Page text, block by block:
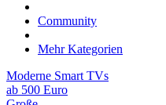
Community
Mehr Kategorien
Moderne Smart TVs
ab 500 Euro